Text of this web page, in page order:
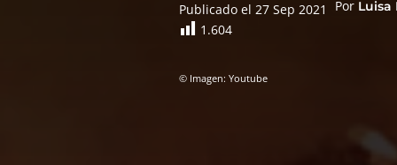
Publicado el 27 Sep 2021 Por Luisa
1.604
© Imagen: Youtube